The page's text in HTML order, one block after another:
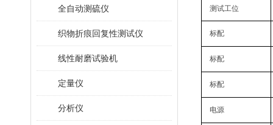
全自动测硫仪
织物折痕回复性测试仪
线性耐磨试验机
定量仪
分析仪
测试工位
标配
标配
标配
电源